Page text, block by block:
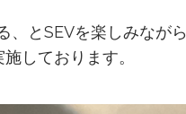
、とSEVを楽しみながら
しております。